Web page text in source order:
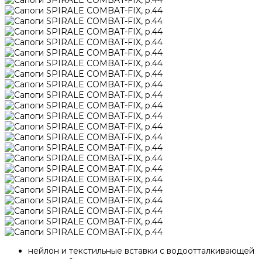
нейлон и текстильные вставки с водоотталкивающей